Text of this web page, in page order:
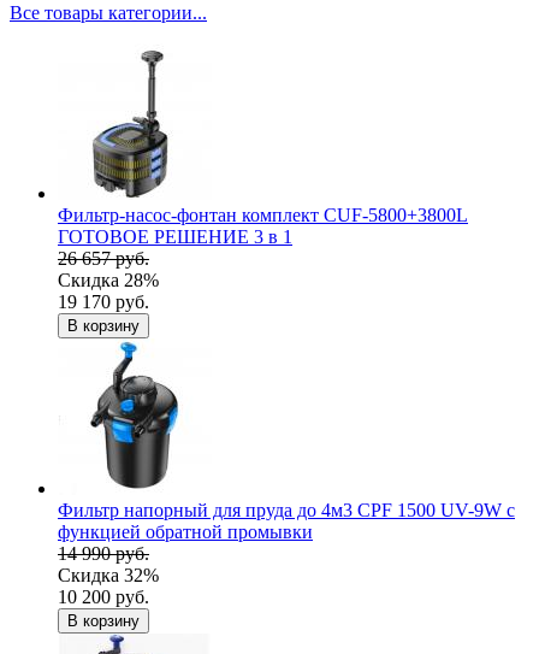
Все товары категории...
Фильтр-насос-фонтан комплект CUF-5800+3800L
ГОТОВОЕ РЕШЕНИЕ 3 в 1
26 657 руб.
Скидка 28%
19 170 руб.
В корзину
Фильтр напорный для пруда до 4м3 CPF 1500 UV-9W c
функцией обратной промывки
14 990 руб.
Скидка 32%
10 200 руб.
В корзину